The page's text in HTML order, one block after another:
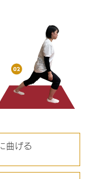
曲げる